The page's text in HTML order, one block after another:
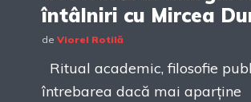
întâlniri cu Mircea
de Viorel Rotilă
Ritual academic, filosofie
întrebarea dacă mai aparține